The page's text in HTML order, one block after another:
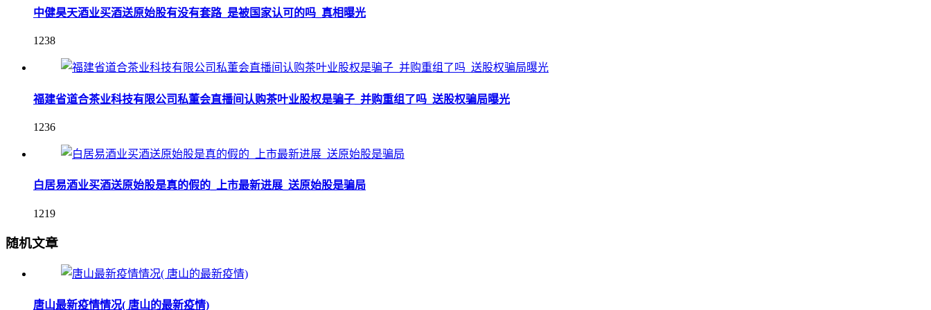
中健昊天酒业买酒送原始股有没有套路_是被国家认可的吗_真相曝光
1238
福建省道合茶业科技有限公司私董会直播间认购茶叶业股权是骗子_并购重组了吗_送股权骗局曝光
1236
白居易酒业买酒送原始股是真的假的_上市最新进展_送原始股是骗局
1219
随机文章
唐山最新疫情情况( 唐山的最新疫情)